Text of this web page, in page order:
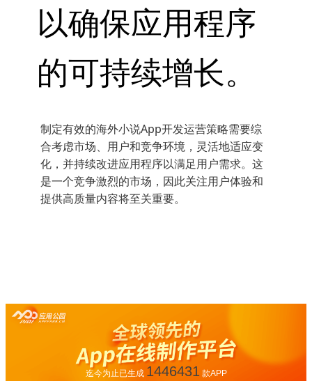
以确保应用程序
的可持续增长。
制定有效的海外小说App开发运营策略需要综
合考虑市场、用户和竞争环境，灵活地适应变
化，并持续改进应用程序以满足用户需求。这
是一个竞争激烈的市场，因此关注用户体验和
提供高质量内容将至关重要。
迄今为止已生成 1446431 款APP